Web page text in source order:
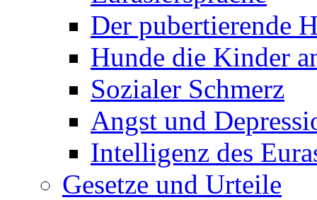
Der pubertierende
Hunde die Kinder
Sozialer Schmerz
Angst und
Intelligenz des
Gesetze und Urteile